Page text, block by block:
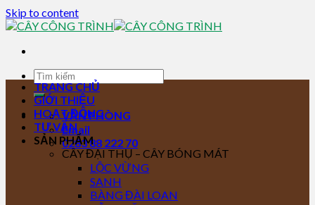
Skip to content
VĂN PHÒNG
Email
0283 88 222 70
TRANG CHỦ
GIỚI THIỆU
HOẠT ĐỘNG
TƯ VẤN
SẢN PHẨM
CÂY ĐẠI THỤ – CÂY BÓNG MÁT
LỘC VỪNG
SANH
BÀNG ĐÀI LOAN